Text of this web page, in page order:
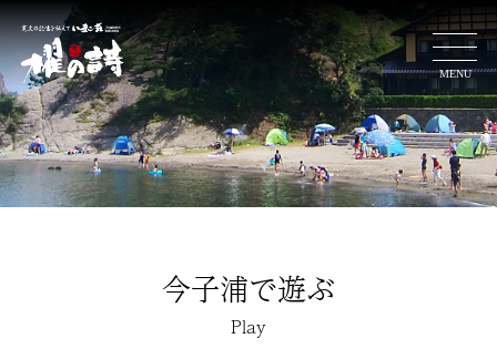
ホーム
お料理
施設案内
今子浦で遊ぶ
Play